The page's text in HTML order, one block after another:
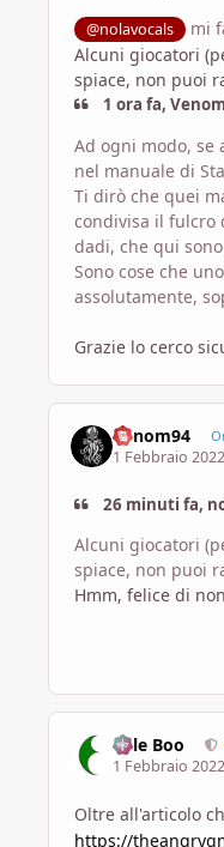
@nolavocals mi
Alcuni giocatori
spiace, non puoi
1 ora fa,
Ad ogni modo,
nel manuale di
Ti dirò che quei
condivisa il fulcro
dadi, che qui
Sono cose che
assolutamente,
Grazie lo cerco
Venom94
1 Febbraio
26 minuti fa,
Alcuni giocatori
spiace, non puoi
Hmm, felice di
Bille Boo
1 Febbraio
Oltre all'articolo
https://